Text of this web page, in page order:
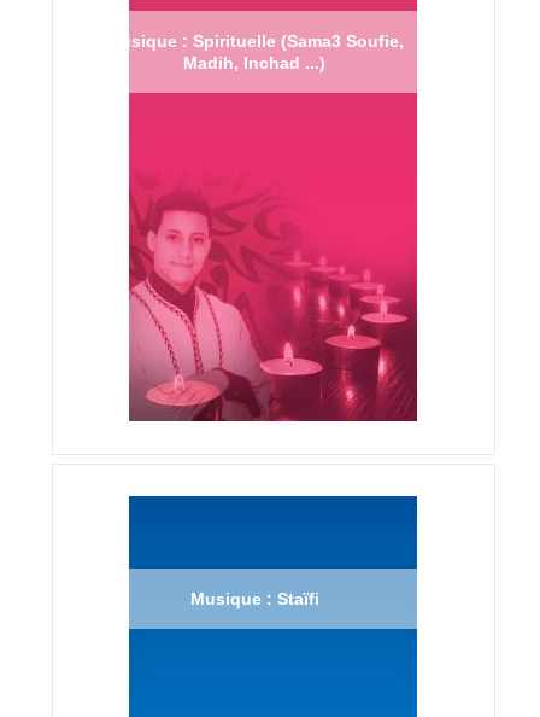
Musique : Spirituelle (Sama3 Soufie,
Madih, Inchad ...)
Musique : Staïfi